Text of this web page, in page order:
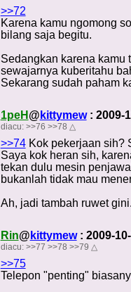
>>72
Karena kamu ngomong
bilang saja begitu.
Sedangkan karena kamu
sewajarnya kuberitahu
Sekarang sudah paham
1peH @ kittymew: 2009-
diacu: >>76 >>78 △
>>74Kok pekerjaan sih?
Saya kok heran sih,
tekan dulu mesin
bukanlah tidak mau
Ah, jadi tambah ruwet
Rin@ kittymew: 2009-
diacu: >>77 >>78 >>79 △
>>75
Telepon "penting"